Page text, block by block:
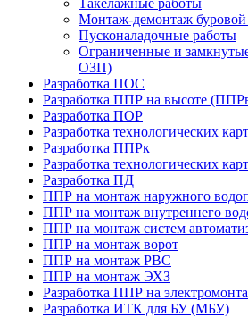
Такелажные работы
Монтаж-демонтаж буровой
Пусконаладочные работы
Ограниченные и
ОЗП)
Разработка ПОС
Разработка ППР на высоте
Разработка ПОР
Разработка технологических
Разработка ППРк
Разработка технологических
Разработка ПД
ППР на монтаж наружного
ППР на монтаж внутреннего
ППР на монтаж систем
ППР на монтаж ворот
ППР на монтаж РВС
ППР на монтаж ЭХЗ
Разработка ППР на
Разработка ИТК для БУ (МБУ)